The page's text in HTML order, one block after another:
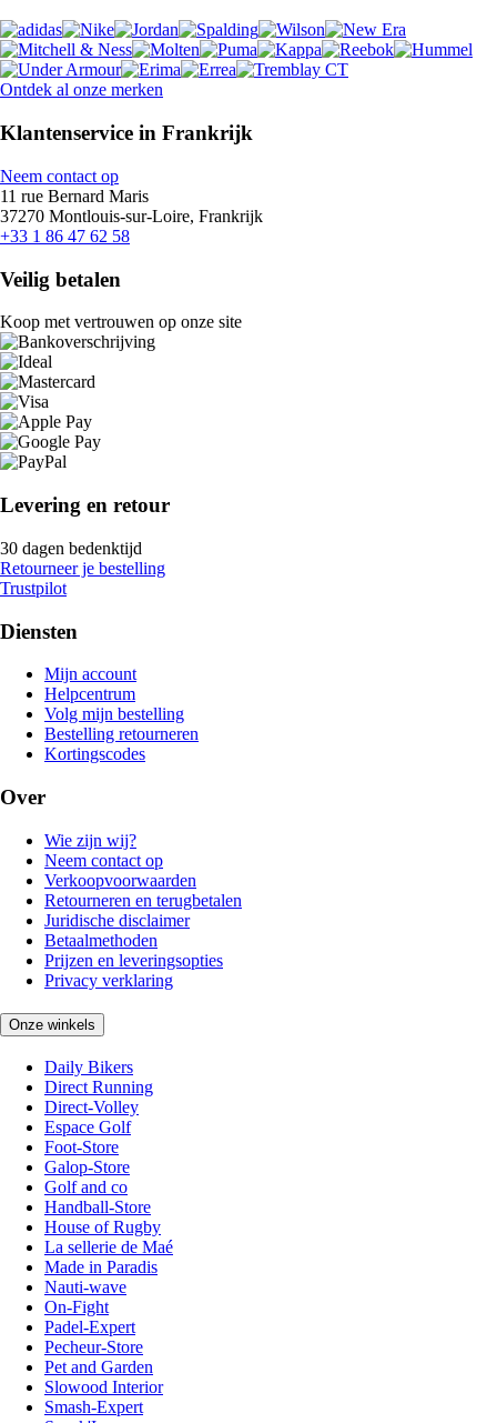
Ontdek al onze merken
Klantenservice in Frankrijk
Neem contact op
11 rue Bernard Maris
37270 Montlouis-sur-Loire, Frankrijk
+33 1 86 47 62 58
Veilig betalen
Koop met vertrouwen op onze site
Levering en retour
30 dagen bedenktijd
Retourneer je bestelling
Trustpilot
Diensten
Mijn account
Helpcentrum
Volg mijn bestelling
Bestelling retourneren
Kortingscodes
Over
Wie zijn wij?
Neem contact op
Verkoopvoorwaarden
Retourneren en terugbetalen
Juridische disclaimer
Betaalmethoden
Prijzen en leveringsopties
Privacy verklaring
Onze winkels
Daily Bikers
Direct Running
Direct-Volley
Espace Golf
Foot-Store
Galop-Store
Golf and co
Handball-Store
House of Rugby
La sellerie de Maé
Made in Paradis
Nauti-wave
On-Fight
Padel-Expert
Pecheur-Store
Pet and Garden
Slowood Interior
Smash-Expert